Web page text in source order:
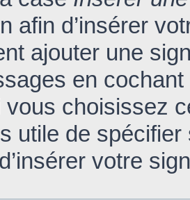
afin d’insérer
ajouter une
en
vous choisissez
utile de
votre